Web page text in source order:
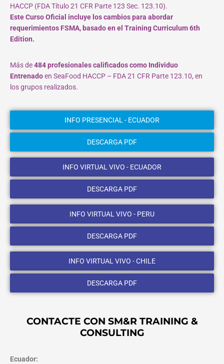
HACCP (FDA Título 21 CFR Parte 123 Sec. 123.10).
Este Curso Oficial incluye los cambios para abordar
requerimientos FSMA, basado en el Training Curriculum 6th
Edition.
Más de484 profesionales calificados como Individuo
Entrenadoen SeaFood HACCP – FDA 21 CFR Parte 123.10, en
los grupos realizados.
INFO PRESENCIAL - ECUADOR
DESCARGA PDF
INFO VIRTUAL VIVO - ECUADOR
DESCARGA PDF
INFO VIRTUAL VIVO - PERU
DESCARGA PDF
INFO VIRTUAL VIVO - CHILE
DESCARGA PDF
CONTACTE CON SM&R TRAINING &
CONSULTING
Ecuador: